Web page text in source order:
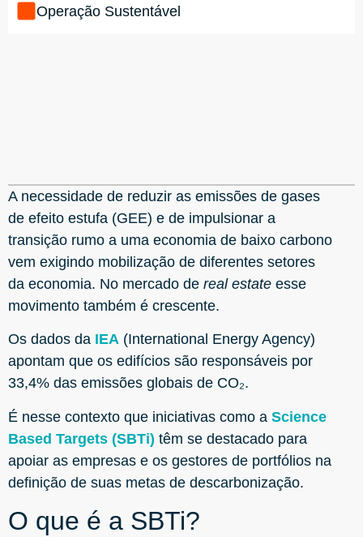
Operação Sustentável
A necessidade de reduzir as emissões de gases
de efeito estufa (GEE) e de impulsionar a
transição rumo a uma economia de baixo carbono
vem exigindo mobilização de diferentes setores
da economia. No mercado de real estate esse
movimento também é crescente.
Os dados da IEA (International Energy Agency)
apontam que os edifícios são responsáveis por
33,4% das emissões globais de CO₂.
É nesse contexto que iniciativas como a Science
Based Targets (SBTi) têm se destacado para
apoiar as empresas e os gestores de portfólios na
definição de suas metas de descarbonização.
O que é a SBTi?